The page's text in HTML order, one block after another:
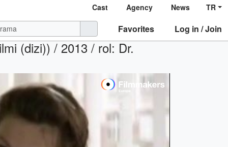
Cast Agency News TR
Favorites Log in / Join
(dizi)) / 2013 / rol: Dr.